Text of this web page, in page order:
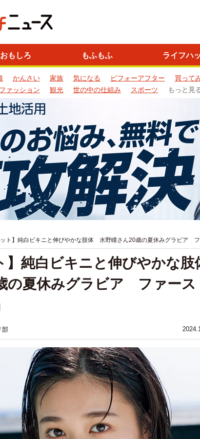
おもしろ もふもふ ライフハ
かんさい 家族 気になる ビフォーアフター 買って
ファッション 観光 世の中の仕組み スポーツ もっと見
ット】純白ビキニと伸びやかな肢体 水野瞳さん20歳の夏休みグラビア フ
】純白ビキニと伸びやかな
の夏休みグラビア ファース
部